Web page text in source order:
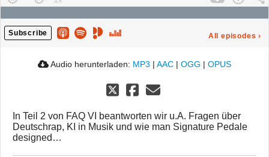
Subscribe All episodes ›
Audio herunterladen: MP3 | AAC | OGG | OPUS
In Teil 2 von FAQ VI beantworten wir u.A. Fragen über
Deutschrap, KI in Musik und wie man Signature Pedale
designed…